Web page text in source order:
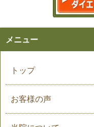
メニュー
トップ
お客様の声